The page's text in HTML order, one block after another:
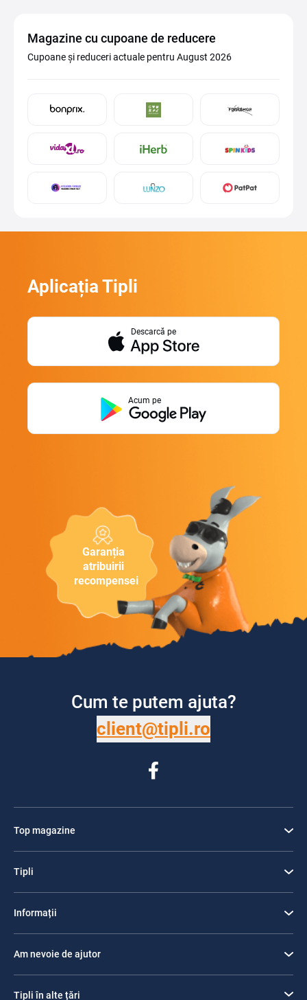
Magazine cu cupoane de reducere
Cupoane și reduceri actuale pentru August 2026
Garanția
atribuirii
recompensei
Aplicația Tipli
Descarcă pe
Acum pe
Cum te putem ajuta?
client@tipli.ro
Top magazine
Tipli
Informații
Am nevoie de ajutor
Tipli în alte țări